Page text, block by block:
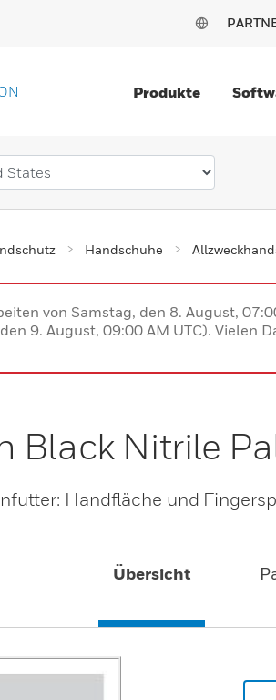
Produkte
Handschuhe
von Samstag, den 8. August,
9. August, 09:00 AM UTC). Vielen
Black Nitrile
Handfläche und
Übersicht